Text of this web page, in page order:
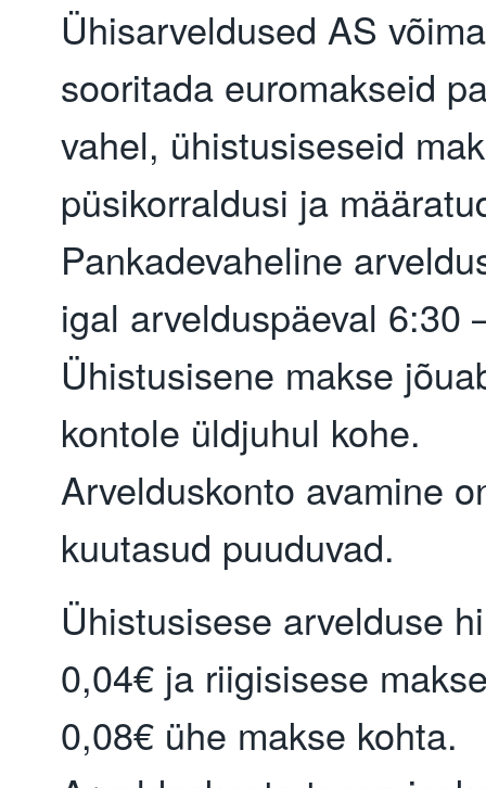
Ühisarveldused AS
sooritada euromakseid
vahel, ühistusiseseid
püsikorraldusi ja
Pankadevaheline
igal arvelduspäeval 6:30
Ühistusisene makse
kontole üldjuhul kohe.
Arvelduskonto avamine
kuutasud puuduvad.
Ühistusisese arvelduse
0,04€ ja riigisisese
0,08€ ühe makse kohta.